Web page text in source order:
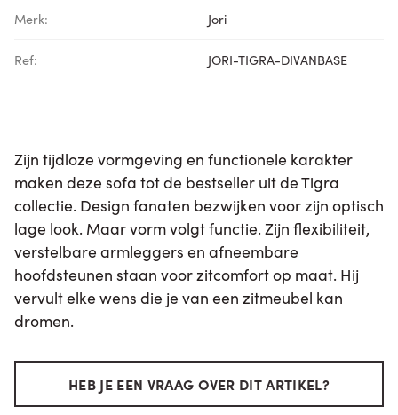
Merk: Jori
Ref: JORI-TIGRA-DIVANBASE
Zijn tijdloze vormgeving en functionele karakter
maken deze sofa tot de bestseller uit de Tigra
collectie. Design­ fanaten bezwijken voor zijn optisch
lage look. Maar vorm volgt functie. Zijn flexibiliteit,
verstelbare armleggers en afneembare
hoofdsteunen staan voor zitcomfort op maat. Hij
vervult elke wens die je van een zitmeubel kan
dromen.
HEB JE EEN VRAAG OVER DIT ARTIKEL?